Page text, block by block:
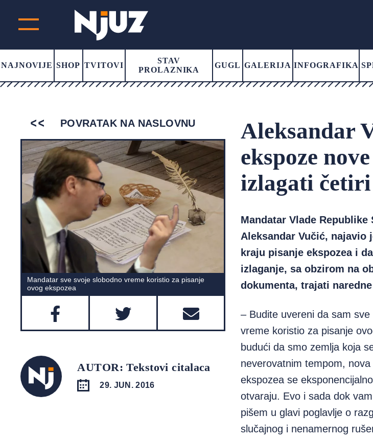
NAJNOVIJE SHOP TVITOVI
STAV
PROLAZNIKA
GUGL GALERIJA INFOGRAFIKA
POVRATAK NA NASLOVNU
Mandatar sve svoje slobodno vreme koristio za pisanje
ovog ekspozea
AUTOR: Tekstovi citalaca
29. JUN. 2016
Aleksandar
ekspoze
izlagati
Mandatar Vlade Republike
Aleksandar Vučić, najavio
kraju pisanje ekspozea i
izlaganje, sa obzirom na
dokumenta, trajati
– Budite uvereni da sam
vreme koristio za pisanje
budući da smo zemlja koja
neverovatnim tempom, nova
ekspozea se
otvaraju. Evo i sada dok
pišem u glavi poglavlje o
slučajnog i nenamernog